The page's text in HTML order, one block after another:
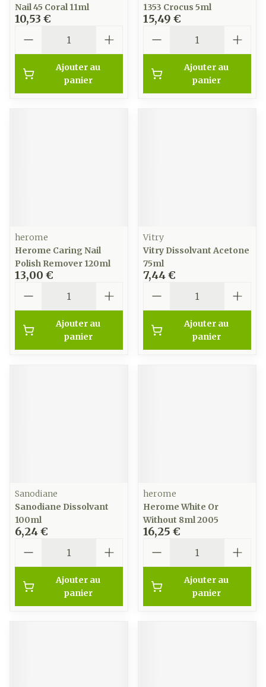
Nail 45 Coral 11ml
10,53 €
Ajouter au
panier
1353 Crocus 5ml
15,49 €
Ajouter au
panier
herome
Herome Caring Nail
Polish Remover 120ml
13,00 €
Ajouter au
panier
Vitry
Vitry Dissolvant Acetone
75ml
7,44 €
Ajouter au
panier
Sanodiane
Sanodiane Dissolvant
100ml
6,24 €
Ajouter au
panier
herome
Herome White Or
Without 8ml 2005
16,25 €
Ajouter au
panier